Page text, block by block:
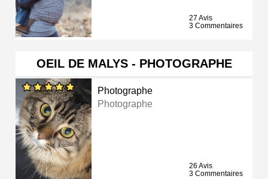
27 Avis
3 Commentaires
OEIL DE MALYS - PHOTOGRAPHE
Photographe
Photographe
26 Avis
3 Commentaires